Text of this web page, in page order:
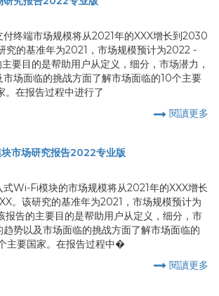
付终端市场规模将从2021年的XXX增长到2030
究的基准年为2021，市场规模预计为2022 -
要目的是帮助用户从定义，细分，市场潜力，
场面临的挑战方面了解市场面临的10个主要
。在报告过程中进行了
閱讀更多
市场研究报告2022专业版
Wi-Fi模块的市场规模将从2021年的XXX增长
。该研究的基准年为2021，市场规模预计为
告的主要目的是帮助用户从定义，细分，市
势以及市场面临的挑战方面了解市场面临的
主要国家。在报告过程中�
閱讀更多